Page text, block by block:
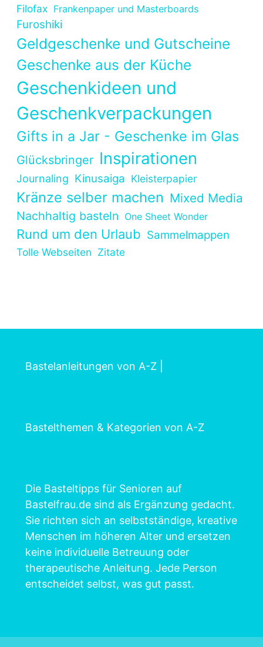
Filofax Frankenpaper und Masterboards
Furoshiki
Geldgeschenke und Gutscheine
Geschenke aus der Küche
Geschenkideen und
Geschenkverpackungen
Gifts in a Jar - Geschenke im Glas
Glücksbringer Inspirationen
Journaling Kinusaiga Kleisterpapier
Kränze selber machen Mixed Media
Nachhaltig basteln One Sheet Wonder
Rund um den Urlaub Sammelmappen
Tolle Webseiten Zitate
Bastelanleitungen von A-Z|
Bastelthemen & Kategorien von A-Z
Die Basteltipps für Senioren auf
Bastelfrau.de sind als Ergänzung gedacht.
Sie richten sich an selbstständige, kreative
Menschen im höheren Alter und ersetzen
keine individuelle Betreuung oder
therapeutische Anleitung. Jede Person
entscheidet selbst, was gut passt.